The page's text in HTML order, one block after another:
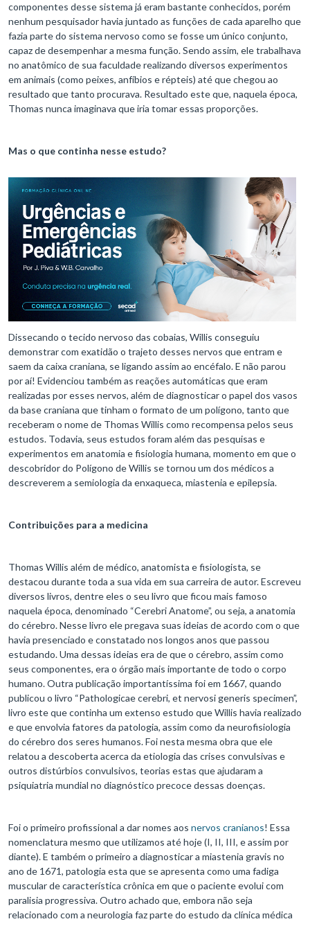
componentes desse sistema já eram bastante conhecidos, porém
nenhum pesquisador havia juntado as funções de cada aparelho que
fazia parte do sistema nervoso como se fosse um único conjunto,
capaz de desempenhar a mesma função. Sendo assim, ele trabalhava
no anatômico de sua faculdade realizando diversos experimentos
em animais (como peixes, anfíbios e répteis) até que chegou ao
resultado que tanto procurava. Resultado este que, naquela época,
Thomas nunca imaginava que iria tomar essas proporções.
Mas o que continha nesse estudo?
Dissecando o tecido nervoso das cobaias, Willis conseguiu
demonstrar com exatidão o trajeto desses nervos que entram e
saem da caixa craniana, se ligando assim ao encéfalo. E não parou
por aí! Evidenciou também as reações automáticas que eram
realizadas por esses nervos, além de diagnosticar o papel dos vasos
da base craniana que tinham o formato de um polígono, tanto que
receberam o nome de Thomas Willis como recompensa pelos seus
estudos. Todavia, seus estudos foram além das pesquisas e
experimentos em anatomia e fisiologia humana, momento em que o
descobridor do Polígono de Willis se tornou um dos médicos a
descreverem a semiologia da enxaqueca, miastenia e epilepsia.
Contribuições para a medicina
Thomas Willis além de médico, anatomista e fisiologista, se
destacou durante toda a sua vida em sua carreira de autor. Escreveu
diversos livros, dentre eles o seu livro que ficou mais famoso
naquela época, denominado “Cerebri Anatome”, ou seja, a anatomia
do cérebro. Nesse livro ele pregava suas ideias de acordo com o que
havia presenciado e constatado nos longos anos que passou
estudando. Uma dessas ideias era de que o cérebro, assim como
seus componentes, era o órgão mais importante de todo o corpo
humano. Outra publicação importantíssima foi em 1667, quando
publicou o livro “Pathologicae cerebri, et nervosi generis specimen”,
livro este que continha um extenso estudo que Willis havia realizado
e que envolvia fatores da patologia, assim como da neurofisiologia
do cérebro dos seres humanos. Foi nesta mesma obra que ele
relatou a descoberta acerca da etiologia das crises convulsivas e
outros distúrbios convulsivos, teorias estas que ajudaram a
psiquiatria mundial no diagnóstico precoce dessas doenças.
Foi o primeiro profissional a dar nomes aos nervos cranianos! Essa
nomenclatura mesmo que utilizamos até hoje (I, II, III, e assim por
diante). E também o primeiro a diagnosticar a miastenia gravis no
ano de 1671, patologia esta que se apresenta como uma fadiga
muscular de característica crônica em que o paciente evolui com
paralisia progressiva. Outro achado que, embora não seja
relacionado com a neurologia faz parte do estudo da clínica médica